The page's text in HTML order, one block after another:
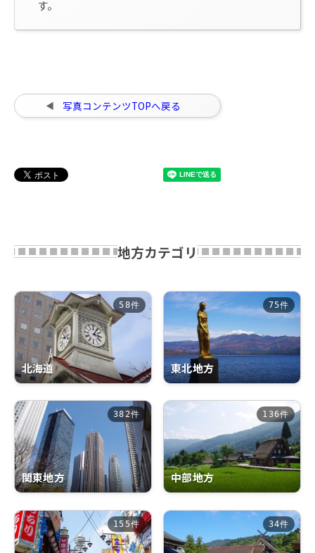
す。
写真コンテンツTOPへ戻る
地方カテゴリ
58件
北海道
75件
東北地方
382件
関東地方
136件
中部地方
155件 34件